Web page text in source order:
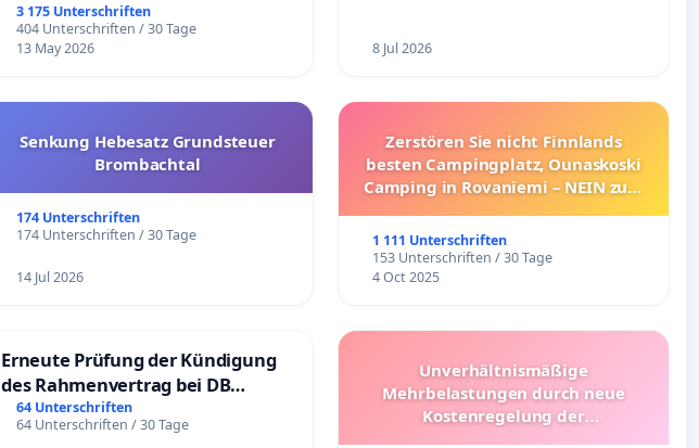
3 175 Unterschriften
404 Unterschriften / 30 Tage
13 May 2026
8 Jul 2026
Senkung Hebesatz Grundsteuer
Brombachtal
174 Unterschriften
174 Unterschriften / 30 Tage
14 Jul 2026
Zerstören Sie nicht Finnlands
besten Campingplatz, Ounaskoski
Camping in Rovaniemi – NEIN zum
1 111 Unterschriften
153 Unterschriften / 30 Tage
4 Oct 2025
Erneute Prüfung der Kündigung
des Rahmenvertrag bei DB
Fahrwegdienste Gmbh
64 Unterschriften
64 Unterschriften / 30 Tage
Unverhältnismäßige
Mehrbelastungen durch neue
Kostenregelung der